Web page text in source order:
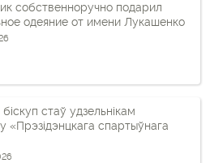
собственноручно подарил
одеяние от имени Лукашенко
біскуп стаў удзельнікам
«Прэзідэнцкага спартыўнага